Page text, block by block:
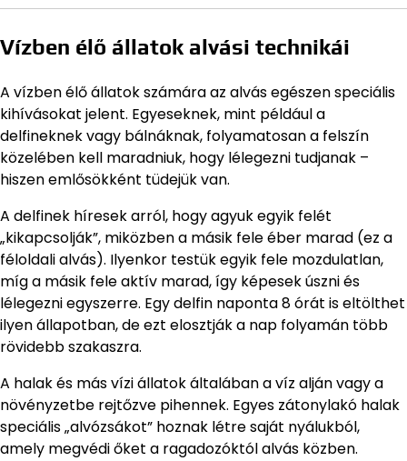
Vízben élő állatok alvási technikái
A vízben élő állatok számára az alvás egészen speciális
kihívásokat jelent. Egyeseknek, mint például a
delfineknek vagy bálnáknak, folyamatosan a felszín
közelében kell maradniuk, hogy lélegezni tudjanak –
hiszen emlősökként tüdejük van.
A delfinek híresek arról, hogy agyuk egyik felét
„kikapcsolják”, miközben a másik fele éber marad (ez a
féloldali alvás). Ilyenkor testük egyik fele mozdulatlan,
míg a másik fele aktív marad, így képesek úszni és
lélegezni egyszerre. Egy delfin naponta 8 órát is eltölthet
ilyen állapotban, de ezt elosztják a nap folyamán több
rövidebb szakaszra.
A halak és más vízi állatok általában a víz alján vagy a
növényzetbe rejtőzve pihennek. Egyes zátonylakó halak
speciális „alvózsákot” hoznak létre saját nyálukból,
amely megvédi őket a ragadozóktól alvás közben.